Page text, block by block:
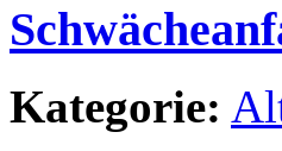
Kategorie: